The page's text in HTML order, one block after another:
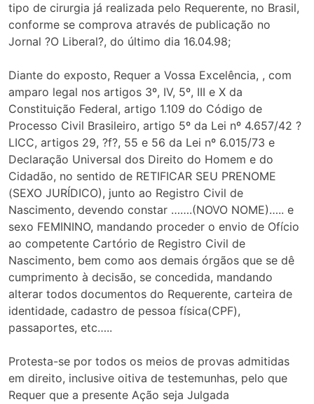
tipo de cirurgia já realizada pelo Requerente, no Brasil,
conforme se comprova através de publicação no
Jornal ?O Liberal?, do último dia 16.04.98;
Diante do exposto, Requer a Vossa Excelência, , com
amparo legal nos artigos 3º, IV, 5º, III e X da
Constituição Federal, artigo 1.109 do Código de
Processo Civil Brasileiro, artigo 5º da Lei nº 4.657/42 ?
LICC, artigos 29, ?f?, 55 e 56 da Lei nº 6.015/73 e
Declaração Universal dos Direito do Homem e do
Cidadão, no sentido de RETIFICAR SEU PRENOME
(SEXO JURÍDICO), junto ao Registro Civil de
Nascimento, devendo constar …….(NOVO NOME)….. e
sexo FEMININO, mandando proceder o envio de Ofício
ao competente Cartório de Registro Civil de
Nascimento, bem como aos demais órgãos que se dê
cumprimento à decisão, se concedida, mandando
alterar todos documentos do Requerente, carteira de
identidade, cadastro de pessoa física(CPF),
passaportes, etc…..
Protesta-se por todos os meios de provas admitidas
em direito, inclusive oitiva de testemunhas, pelo que
Requer que a presente Ação seja Julgada